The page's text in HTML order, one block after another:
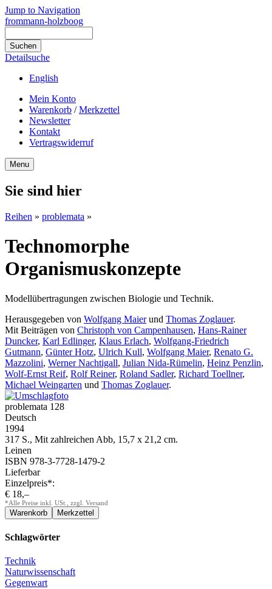
Jump to Navigation
frommann-holzboog
Detailsuche
English
Mein Konto
Warenkorb /Merkzettel
Newsletter
Kontakt
Vertragswiderruf
Menu
Sie sind hier
Reihen » problemata »
Technomorphe
Organismuskonzepte
Modellübertragungen zwischen Biologie und Technik.
Herausgegeben von Wolfgang Maierund Thomas Zoglauer.
Mit Beiträgen von Christoph von Campenhausen, Hans-Rainer
Duncker, Karl Edlinger, Klaus Erlach, Wolfgang-Friedrich
Gutmann, Günter Hotz, Ulrich Kull, Wolfgang Maier, Renato G.
Mazzolini, Werner Nachtigall, Julian Nida-Rümelin, Heinz Penzlin,
Wolf-Ernst Reif, Rolf Reiner, Roland Sadler, Richard Toellner,
Michael Weingarten und Thomas Zoglauer.
problemata 128
Deutsch
1994
317 S., Mit zahlreichen Abb, 15,7 x 21,2 cm.
Leinen
ISBN 978-3-7728-1479-2
Lieferbar
Einzelpreis*:
€ 18,–
*Alle Preise inkl. USt., zzgl. Versand
Schlagwörter
Technik
Naturwissenschaft
Gegenwart